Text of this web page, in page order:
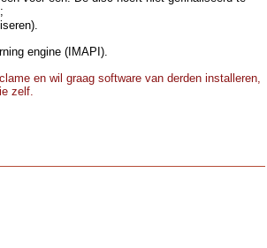
engine (IMAPI).
en wil graag software van derden installeren,
zelf.